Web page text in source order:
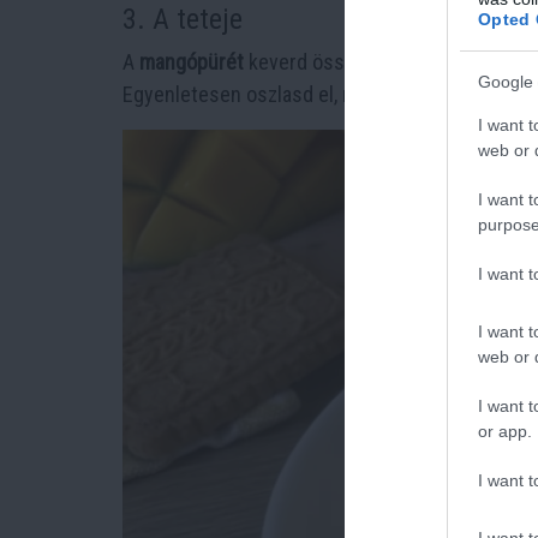
Opted
Google
I want
web or
I want
I want
I want
web or
I want
or app.
I want
3. A teteje
A mangópürét keverd össze az
Egyenletesen oszlasd el, majd tedd vissza a